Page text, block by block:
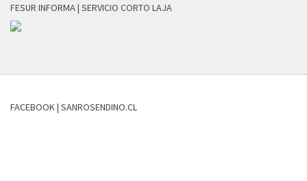
FESUR INFORMA | SERVICIO CORTO LAJA
FACEBOOK | SANROSENDINO.CL